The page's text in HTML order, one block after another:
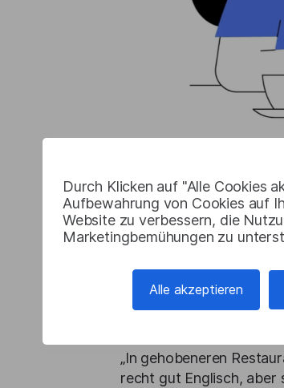
Durch Klicken auf "Alle Cookies
Aufbewahrung von Cookies auf
Website zu verbessern, die
Marketingbemühungen zu
Alle akzeptieren
Kigali:
Martien zog aus
zusammenarbeitet,
sich als eine der
In Touristengebieten
„In gehobeneren
recht gut Englisch, aber